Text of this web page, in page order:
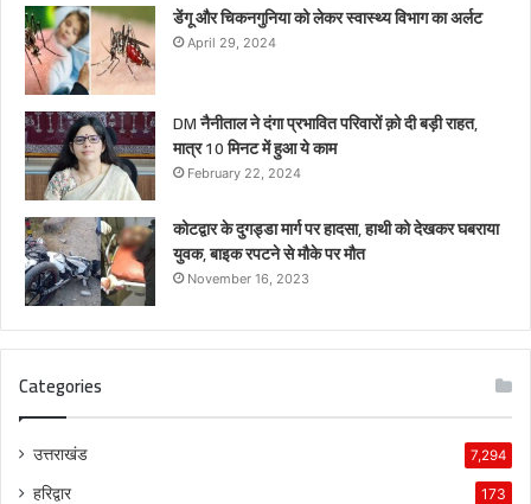
डेंगू और चिकनगुनिया को लेकर स्वास्थ्य विभाग का अर्लट
April 29, 2024
DM नैनीताल ने दंगा प्रभावित परिवारों क़ो दी बड़ी राहत,
मात्र 10 मिनट में हुआ ये काम
February 22, 2024
कोटद्वार के दुगड्डा मार्ग पर हादसा, हाथी को देखकर घबराया
युवक, बाइक रपटने से मौके पर मौत
November 16, 2023
Categories
उत्तराखंड 7,294
हरिद्वार 173